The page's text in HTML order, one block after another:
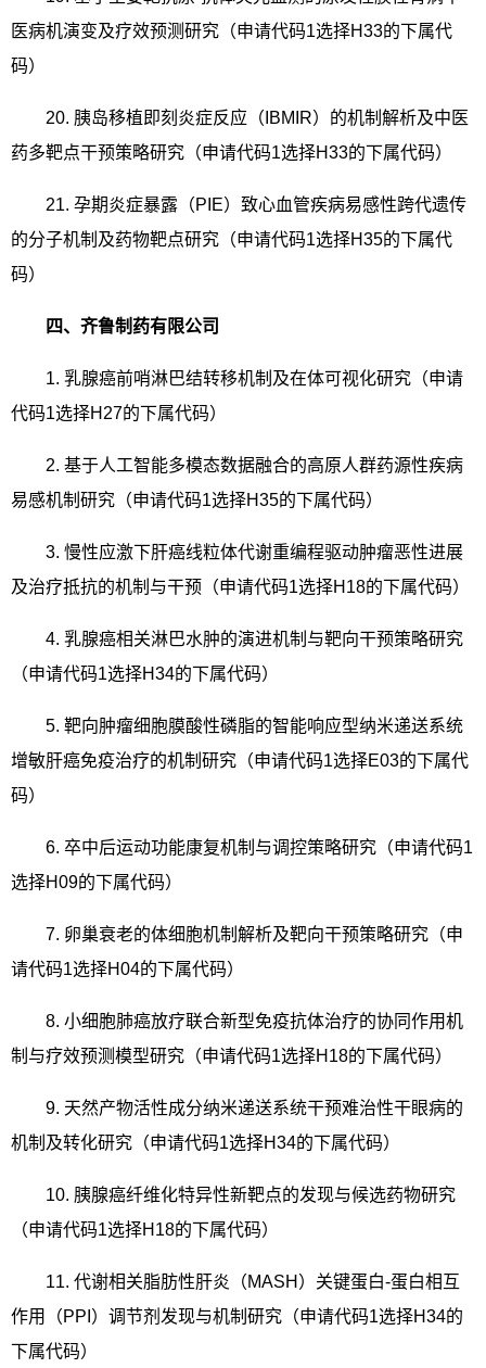
医病机演变及疗效预测研究（申请代码1选择H33的下属代
码）
20. 胰岛移植即刻炎症反应（ IBMIR）的机制解析及中医
药多靶点干预策略研究（申请代码1选择H33的下属代码）
21. 孕期炎症暴露（PIE）致心血管疾病易感性跨代遗传
的分子机制及药物靶点研究（申请代码1选择H35的下属代
码）
四、齐鲁制药有限公司
1. 乳腺癌前哨淋巴结转移机制及在体可视化研究（申请
代码1选择H27的下属代码）
2. 基于人工智能多模态数据融合的高原人群药源性疾病
易感机制研究（申请代码1选择H35的下属代码）
3. 慢性应激下肝癌线粒体代谢重编程驱动肿瘤恶性进展
及治疗抵抗的机制与干预（申请代码1选择H18的下属代码）
4. 乳腺癌相关淋巴水肿的演进机制与靶向干预策略研究
（申请代码1选择H34的下属代码）
5. 靶向肿瘤细胞膜酸性磷脂的智能响应型纳米递送系统
增敏肝癌免疫治疗的机制研究（申请代码1选择E03的下属代
码）
6. 卒中后运动功能康复机制与调控策略研究（申请代码1
选择H09的下属代码）
7. 卵巢衰老的体细胞机制解析及靶向干预策略研究（申
请代码1选择H04的下属代码）
8. 小细胞肺癌放疗联合新型免疫抗体治疗的协同作用机
制与疗效预测模型研究（申请代码1选择H18的下属代码）
9. 天然产物活性成分纳米递送系统干预难治性干眼病的
机制及转化研究（申请代码1选择H34的下属代码）
10. 胰腺癌纤维化特异性新靶点的发现与候选药物研究
（申请代码1选择H18的下属代码）
11. 代谢相关脂肪性肝炎（MASH ）关键蛋白-蛋白相互
作用（PPI ）调节剂发现与机制研究（申请代码1选择H34的
下属代码）